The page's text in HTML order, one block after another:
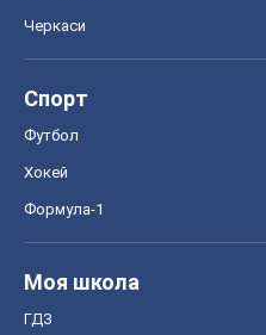
Черкаси
Спорт
Футбол
Хокей
Формула-1
Моя школа
ГДЗ